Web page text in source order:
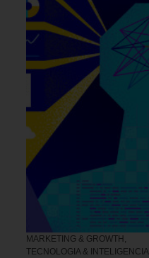
MARKETING & GROWTH ,
TECNOLOGIA & INTELIGENCIA